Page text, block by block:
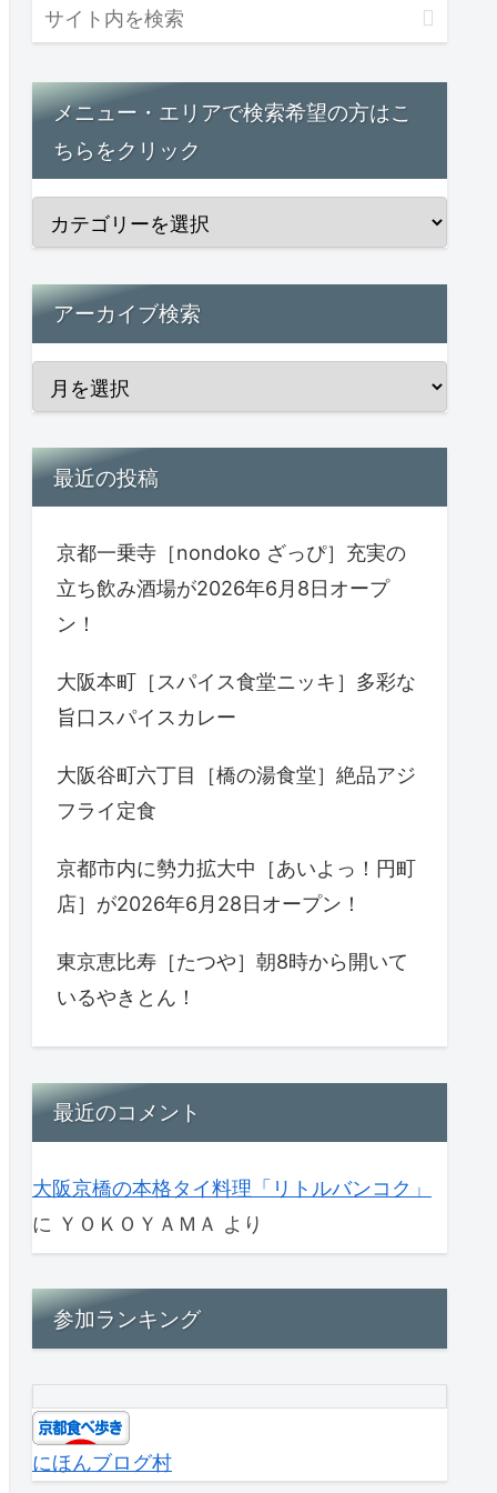
メニュー・エリアで検索希望の方はこ
ちらをクリック
アーカイブ検索
最近の投稿
京都一乗寺［nondoko ざっぴ］充実の
立ち飲み酒場が2026年6月8日オープ
ン！
大阪本町［スパイス食堂ニッキ］多彩な
旨口スパイスカレー
大阪谷町六丁目［橋の湯食堂］絶品アジ
フライ定食
京都市内に勢力拡大中［あいよっ！円町
店］が2026年6月28日オープン！
東京恵比寿［たつや］朝8時から開いて
いるやきとん！
最近のコメント
大阪京橋の本格タイ料理「リトルバンコク」
に ＹＯＫＯＹＡＭＡ より
参加ランキング
にほんブログ村